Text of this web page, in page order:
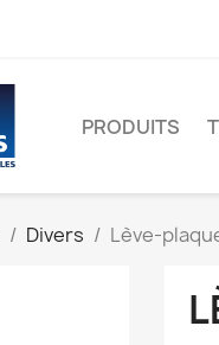
PRODUITS
Divers Lève-